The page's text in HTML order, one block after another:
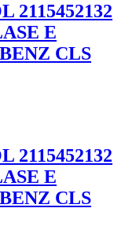
2115452132
E
CLS
2115452132
E
CLS